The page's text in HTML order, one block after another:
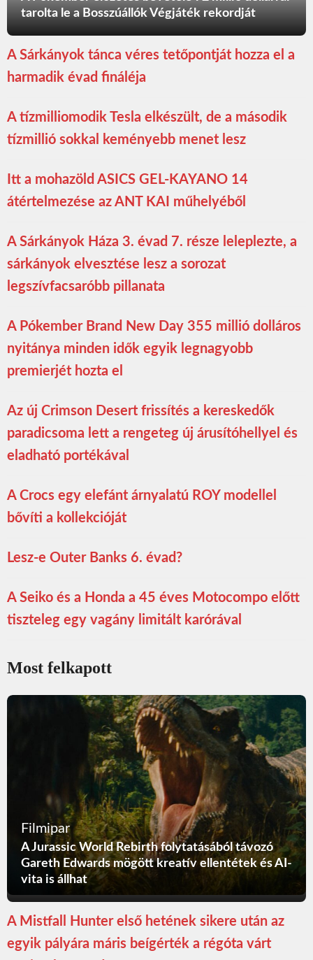
tarolta le a Bosszúállók Végjáték rekordját
A Sárkányok tánca véres tetőpontját hozza el a
harmadik évad fináléja
A tízmilliomodik Tesla elkészült, de a második
tízmillió sokkal keményebb menet lesz
Itt a mohazöld ASICS GEL-KAYANO 14
átértelmezése az ANT KAI műhelyéből
A Sárkányok Háza 3. évad 7. része leleplezte, a
sárkányok elvesztése lesz a sorozat
legszívfacsaróbb pillanata
A Pókember Brand New Day 355 millió dolláros
nyitánya minden idők egyik legnagyobb
premierjét hozta el
Az új Crimson Desert frissítés a kereskedők
paradicsoma lett a rengeteg új árusítóhellyel és
eladható portékával
A Crocs egy elefánt árnyalatú ROY modellel
bővíti a kollekcióját
Lesz-e Outer Banks 6. évad?
A Seiko és a Honda a 45 éves Motocompo előtt
tiszteleg egy vagány limitált karórával
Most felkapott
Filmipar
A Jurassic World Rebirth folytatásából távozó
Gareth Edwards mögött kreatív ellentétek és AI-
vita is állhat
A Mistfall Hunter első hetének sikere után az
egyik pályára máris beígérték a régóta várt